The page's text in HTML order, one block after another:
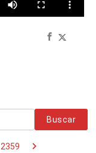
Buscar
2359 chevron_right